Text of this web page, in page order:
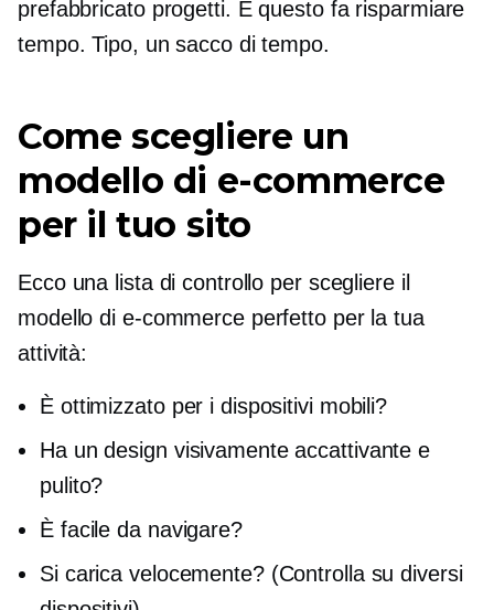
prefabbricatoprogetti. E questo fa risparmiare
tempo. Tipo, un sacco di tempo.
Come scegliere un
modello di e-commerce
per il tuo sito
Ecco una lista di controllo per scegliere il
modello di e-commerce perfetto per la tua
attività:
È ottimizzato per i dispositivi mobili?
Ha un design visivamente accattivante e
pulito?
È facile da navigare?
Si carica velocemente? (Controlla su diversi